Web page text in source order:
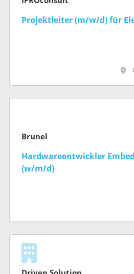
Projektleiter (m/w/d) für
Brunel
Hardwareentwickler
(w/m/d)